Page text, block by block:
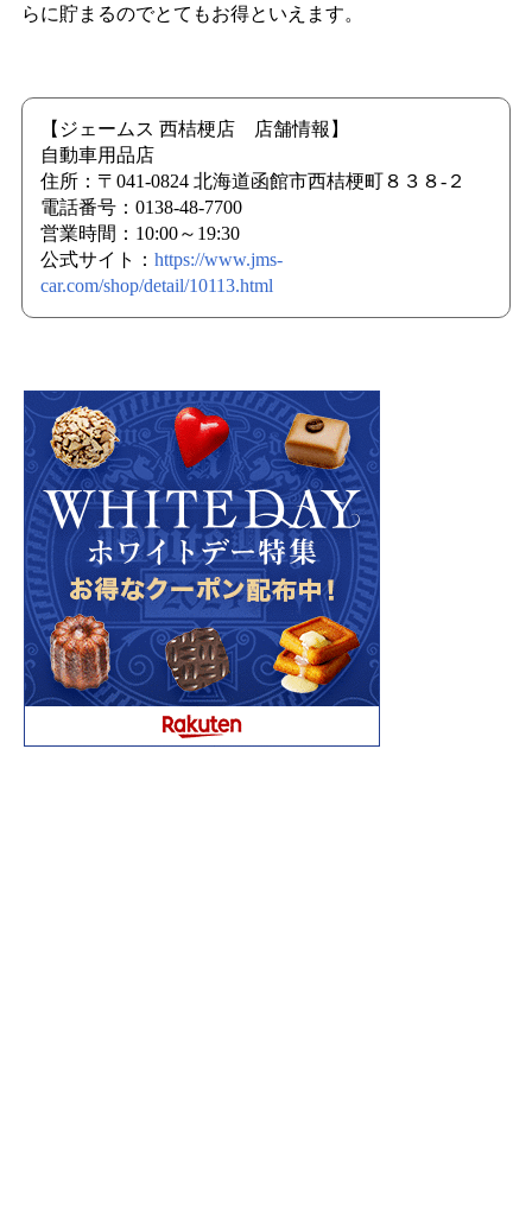
らに貯まるのでとてもお得といえます。
【ジェームス 西桔梗店 店舗情報】
自動車用品店
住所：〒041-0824 北海道函館市西桔梗町８３８-２
電話番号：0138-48-7700
営業時間：10:00～19:30
公式サイト： https://www.jms-
car.com/shop/detail/10113.html